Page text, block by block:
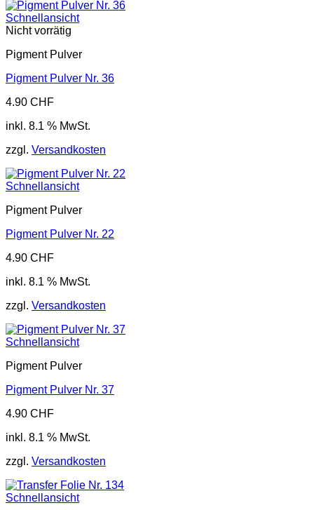
Schnellansicht
Nicht vorrätig
Pigment Pulver
Pigment Pulver Nr. 36
4.90 CHF
inkl. 8.1 % MwSt.
zzgl. Versandkosten
Schnellansicht
Pigment Pulver
Pigment Pulver Nr. 22
4.90 CHF
inkl. 8.1 % MwSt.
zzgl. Versandkosten
Schnellansicht
Pigment Pulver
Pigment Pulver Nr. 37
4.90 CHF
inkl. 8.1 % MwSt.
zzgl. Versandkosten
Schnellansicht